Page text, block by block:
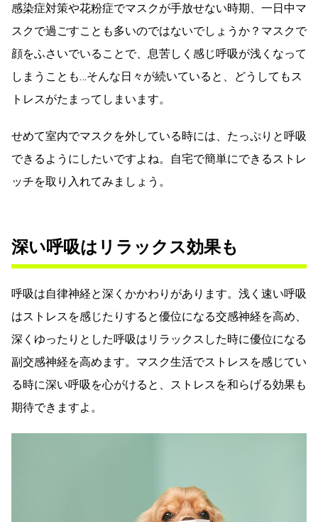
感染症対策や花粉症でマスクが手放せない時期、一日中マ
スクで過ごすことも多いのではないでしょうか？マスクで
顔をふさいでいることで、息苦しく感じ呼吸が浅くなって
しまうことも…そんな日々が続いていると、どうしてもス
トレスがたまってしまいます。
せめて室内でマスクを外している時には、たっぷりと呼吸
できるようにしたいですよね。自宅で簡単にできるストレ
ッチを取り入れてみましょう。
深い呼吸はリラックス効果も
呼吸は自律神経と深くかかわりがあります。浅く速い呼吸
はストレスを感じたりすると優位になる交感神経を高め、
深くゆったりとした呼吸はリラックスした時に優位になる
副交感神経を高めます。マスク生活でストレスを感じてい
る時に深い呼吸を心がけると、ストレスを和らげる効果も
期待できますよ。